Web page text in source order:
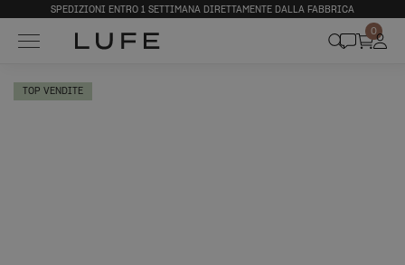
SPEDIZIONI ENTRO 1 SETTIMANA DIRETTAMENTE DALLA FABBRICA
0
TOP VENDITE